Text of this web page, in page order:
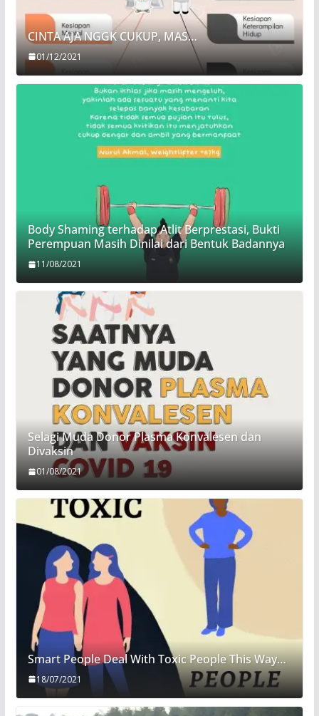
CINTA AJA NGGK CUKUP, MAS…
01/12/2021
Body Shaming terhadap Atlit Berprestasi, Bukti
Perempuan Masih Dinilai dari Bentuk Badannya
11/08/2021
Selagi Muda Donor Plasma Konvalesen dan
Divaksin
01/08/2021
Smart People Deal With Toxic People This Way…
18/07/2021